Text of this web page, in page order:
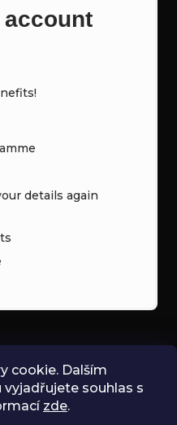
cookie. Dalším
souhlas s
zde.
account
details again